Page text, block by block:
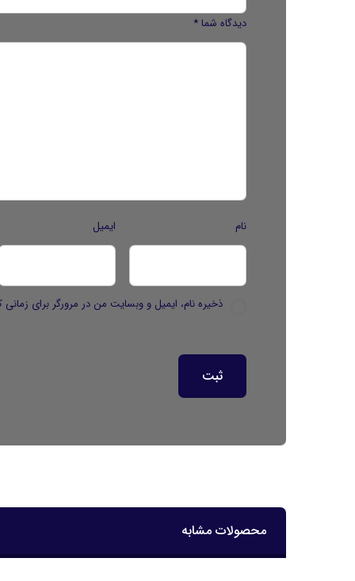
دیدگاه شما *
نام ایمیل
ذخیره نام، ایمیل و وبسایت من در مرورگر برای
محصولات مشابه